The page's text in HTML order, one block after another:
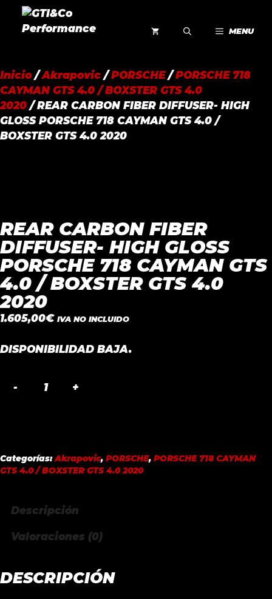
Saltar
MENU
Inicio/Akrapovic /PORSCHE/PORSCHE 718
CAYMAN GTS 4.0 / BOXSTER GTS 4.0
2020 / REAR CARBON FIBER DIFFUSER- HIGH
GLOSS PORSCHE 718 CAYMAN GTS 4.0 /
BOXSTER GTS 4.0 2020
REAR CARBON FIBER
DIFFUSER- HIGH GLOSS
PORSCHE 718 CAYMAN GTS
4.0 / BOXSTER GTS 4.0
2020
1.605,00€ IVA NO INCLUIDO
DISPONIBILIDAD BAJA.
HIGH
GLOSS
GTS
4.0
BOXSTER
Categorías:Akrapovic, PORSCHE, PORSCHE 718 CAYMAN
GTS 4.0 / BOXSTER GTS 4.0 2020
Descripción
Valoraciones (0)
DESCRIPCIÓN